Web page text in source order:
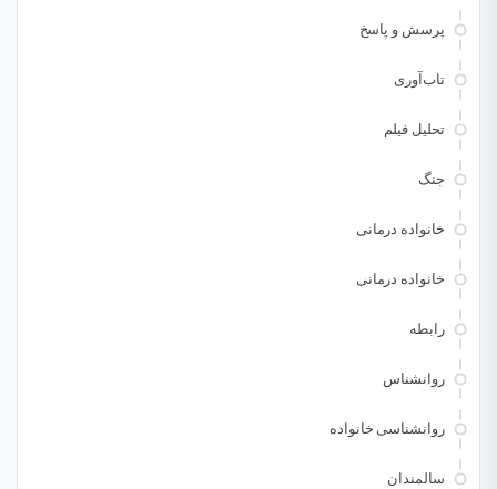
پرسش و پاسخ
تاب‌آوری
تحلیل فیلم
جنگ
خانواده درمانی
خانواده درمانی
رابطه
روانشناس
روانشناسی خانواده
سالمندان